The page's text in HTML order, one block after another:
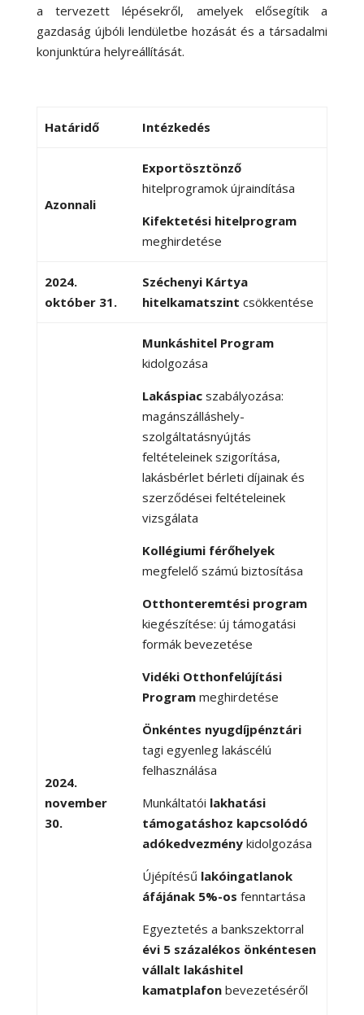
a tervezett lépésekről, amelyek elősegítik a
gazdaság újbóli lendületbe hozását és a társadalmi
konjunktúra helyreállítását.
Határidő Intézkedés
Azonnali
Exportösztönző
hitelprogramok újraindítása
Kifektetési hitelprogram
meghirdetése
2024.
október 31.
Széchenyi Kártya
hitelkamatszint csökkentése
2024.
november
30.
Munkáshitel Program
kidolgozása
Lakáspiacszabályozása:
magánszálláshely-
szolgáltatásnyújtás
feltételeinek szigorítása,
lakásbérlet bérleti díjainak és
szerződései feltételeinek
vizsgálata
Kollégiumi férőhelyek
megfelelő számú biztosítása
Otthonteremtési program
kiegészítése: új támogatási
formák bevezetése
Vidéki Otthonfelújítási
Programmeghirdetése
Önkéntes nyugdíjpénztári
tagi egyenleg lakáscélú
felhasználása
Munkáltatói lakhatási
támogatáshoz kapcsolódó
adókedvezménykidolgozása
Újépítésű lakóingatlanok
áfájának 5%-os fenntartása
Egyeztetés a bankszektorral
évi 5 százalékos önkéntesen
vállalt lakáshitel
kamatplafonbevezetéséről